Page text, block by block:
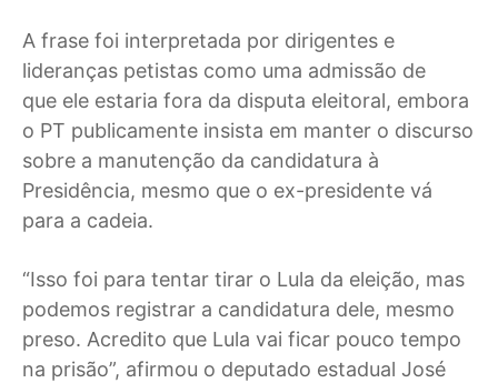
A frase foi interpretada por dirigentes e
lideranças petistas como uma admissão de
que ele estaria fora da disputa eleitoral, embora
o PT publicamente insista em manter o discurso
sobre a manutenção da candidatura à
Presidência, mesmo que o ex-presidente vá
para a cadeia.
“Isso foi para tentar tirar o Lula da eleição, mas
podemos registrar a candidatura dele, mesmo
preso. Acredito que Lula vai ficar pouco tempo
na prisão”, afirmou o deputado estadual José